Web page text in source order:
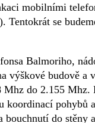
mobilními
). Tentokrát se
Balmoriho,
výškové budově
do 2.155 Mhz.
pohybů
bouchnutí do